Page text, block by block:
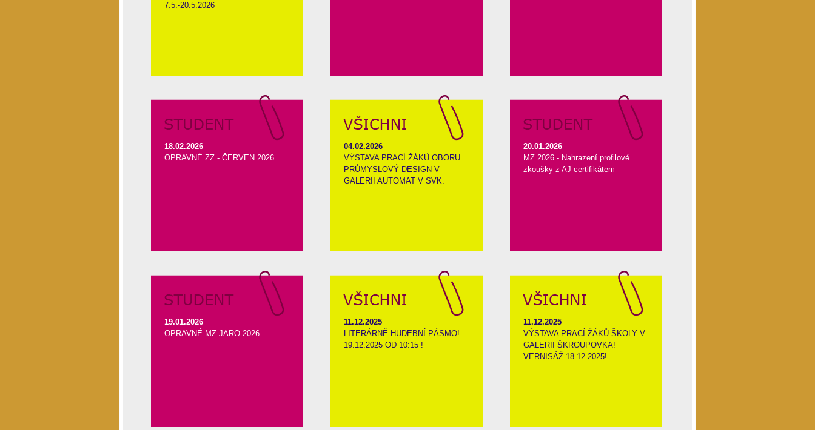
7.5.-20.5.2026
18.02.2026
OPRAVNÉ ZZ - ČERVEN 2026
04.02.2026
VÝSTAVA PRACÍ ŽÁKŮ OBORU
PRŮMYSLOVÝ DESIGN V
GALERII AUTOMAT V SVK.
20.01.2026
MZ 2026 - Nahrazení profilové
zkoušky z AJ certifikátem
19.01.2026
OPRAVNÉ MZ JARO 2026
11.12.2025
LITERÁRNĚ HUDEBNÍ PÁSMO!
19.12.2025 OD 10:15 !
11.12.2025
VÝSTAVA PRACÍ ŽÁKŮ ŠKOLY V
GALERII ŠKROUPOVKA!
VERNISÁŽ 18.12.2025!